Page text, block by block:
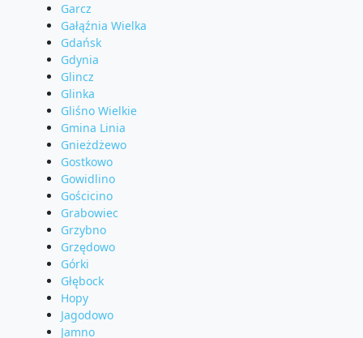
Garcz
Gałąźnia Wielka
Gdańsk
Gdynia
Glincz
Glinka
Gliśno Wielkie
Gmina Linia
Gnieżdżewo
Gostkowo
Gowidlino
Gościcino
Grabowiec
Grzybno
Grzędowo
Górki
Głębock
Hopy
Jagodowo
Jamno